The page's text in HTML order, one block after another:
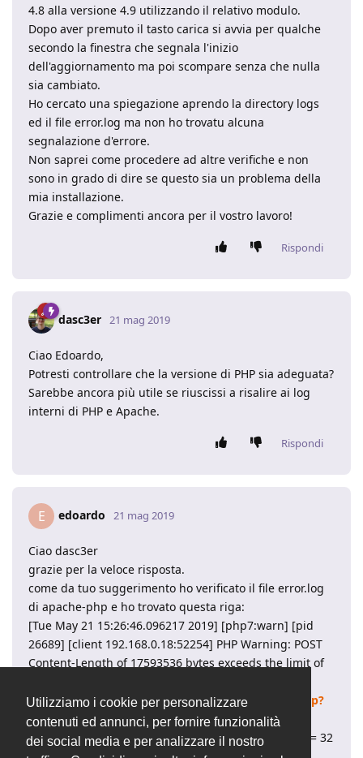
Utilizziamo i cookie per personalizzare
contenuti ed annunci, per fornire funzionalità
dei social media e per analizzare il nostro
4.8 alla versione 4.9 utilizzando il relativo modulo.
Dopo aver premuto il tasto carica si avvia per qualche
secondo la finestra che segnala l'inizio
dell'aggiornamento ma poi scompare senza che nulla
sia cambiato.
Ho cercato una spiegazione aprendo la directory logs
ed il file error.log ma non ho trovatu alcuna
segnalazione d'errore.
Non saprei come procedere ad altre verifiche e non
sono in grado di dire se questo sia un problema della
mia installazione.
Grazie e complimenti ancora per il vostro lavoro!
Rispondi
dasc3er 21 mag 2019
Ciao Edoardo,
Potresti controllare che la versione di PHP sia adeguata?
Sarebbe ancora più utile se riuscissi a risalire ai log
interni di PHP e Apache.
Rispondi
E edoardo 21 mag 2019
Ciao dasc3er
grazie per la veloce risposta.
come da tuo suggerimento ho verificato il file error.log
di apache-php e ho trovato questa riga:
[Tue May 21 15:26:46.096217 2019] [php7:warn] [pid
26689] [client 192.168.0.18:52254] PHP Warning: POST
Content-Length of 17593536 bytes exceeds the limit of
http://192.168.0.83/openstamanager/controller.php?
id_module=6
La versione di PHP è la 7.2.17 e upload_max_filesize = 32